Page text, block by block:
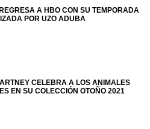
A HBO CON SU TEMPORADA
POR UZO ADUBA
CELEBRA A LOS ANIMALES
EN SU COLECCIÓN OTOÑO 2021